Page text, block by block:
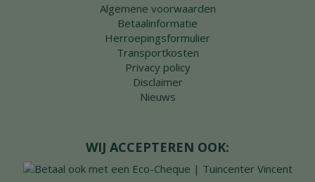
Algemene voorwaarden
Betaalinformatie
Herroepingsformulier
Transportkosten
Privacy policy
Disclaimer
Nieuws
WIJ ACCEPTEREN OOK: